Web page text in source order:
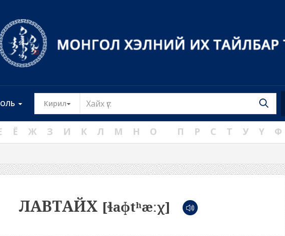
Кирил Toggle Dropdown
Ё Ж З И К Л М Н О П Р С Т У Ү Ф
ЛАВТАЙХ [ɬaɸtʰæːχ]